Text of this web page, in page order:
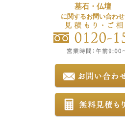
墓石・仏壇
に関するお問い合わせ